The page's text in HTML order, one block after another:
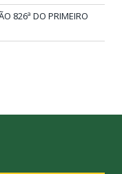
826ª DO PRIMEIRO